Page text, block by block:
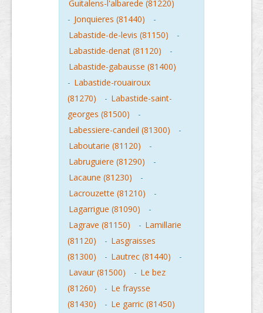
Guitalens-l'albarede (81220)
- Jonquieres (81440)
-
Labastide-de-levis (81150)
-
Labastide-denat (81120)
-
Labastide-gabausse (81400)
- Labastide-rouairoux
(81270)
- Labastide-saint-
georges (81500)
-
Labessiere-candeil (81300)
-
Laboutarie (81120)
-
Labruguiere (81290)
-
Lacaune (81230)
-
Lacrouzette (81210)
-
Lagarrigue (81090)
-
Lagrave (81150)
- Lamillarie
(81120)
- Lasgraisses
(81300)
- Lautrec (81440)
-
Lavaur (81500)
- Le bez
(81260)
- Le fraysse
(81430)
- Le garric (81450)